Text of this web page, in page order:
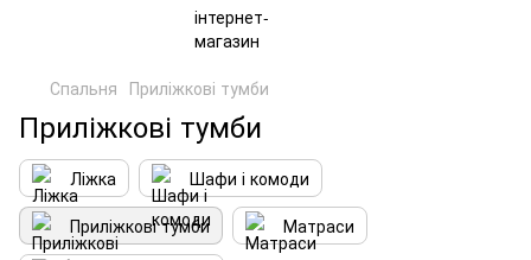
Спальня Приліжкові тумби
Приліжкові тумби
Ліжка
Шафи і комоди
Приліжкові тумби
Матраси